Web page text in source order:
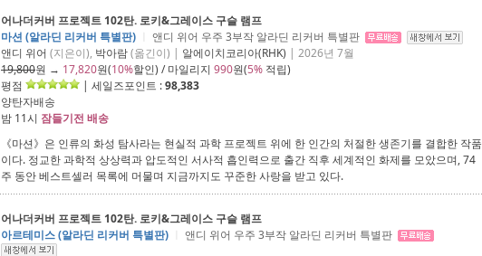
어나더커버 프로젝트 102탄. 로키&그레이스 구슬 램프
마션 (알라딘 리커버 특별판)
앤디 위어 우주 3부작 알라딘 리커버 특별판
앤디 위어 (지은이), 박아람(옮긴이) | 알에이치코리아(RHK) | 2026년 7월
19,800원 → 17,820원(10%할인) / 마일리지 990원(5% 적립)
평점
| 세일즈포인트 :98,383
양탄자배송
밤 11시 잠들기전 배송
《마션》은 인류의 화성 탐사라는 현실적 과학 프로젝트 위에 한 인간의 처절한 생존기를 결합한 작품
이다. 정교한 과학적 상상력과 압도적인 서사적 흡인력으로 출간 직후 세계적인 화제를 모았으며, 74
주 동안 베스트셀러 목록에 머물며 지금까지도 꾸준한 사랑을 받고 있다.
어나더커버 프로젝트 102탄. 로키&그레이스 구슬 램프
아르테미스 (알라딘 리커버 특별판)
앤디 위어 우주 3부작 알라딘 리커버 특별판